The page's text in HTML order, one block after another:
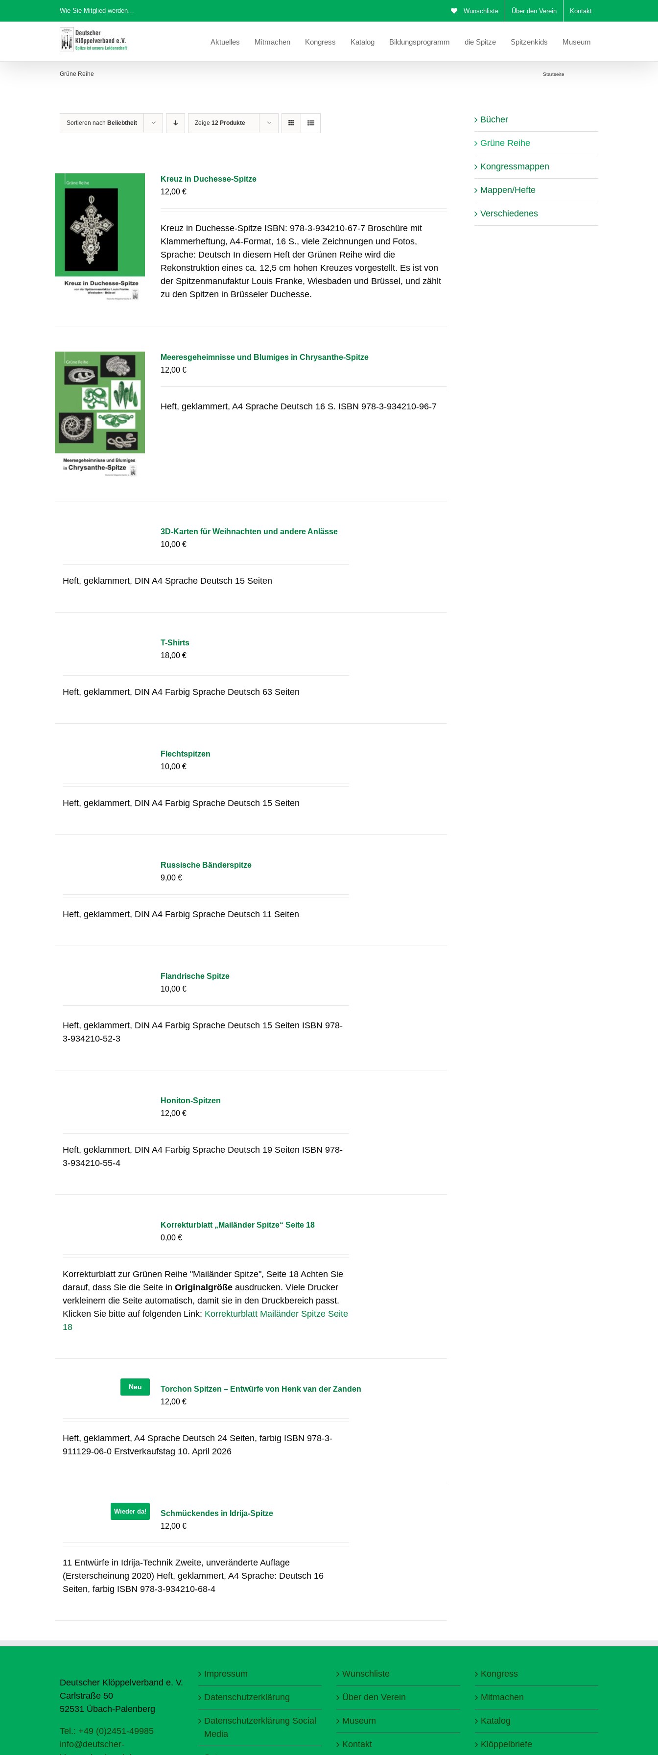
Inhalt
Wie Sie Mitglied werden… Wunschliste Über den Verein Kontakt
Aktuelles Mitmachen Kongress Katalog Bildungsprogramm die Spitze Spitzenkids Museum
Grüne Reihe Startseite
Sortieren nach Beliebtheit Zeige 12 Produkte
Kreuz in Duchesse-Spitze
12,00€
Kreuz in Duchesse-Spitze ISBN: 978-3-934210-67-7 Broschüre mit
Klammerheftung, A4-Format, 16 S., viele Zeichnungen und Fotos,
Sprache: Deutsch In diesem Heft der Grünen Reihe wird die
Rekonstruktion eines ca. 12,5 cm hohen Kreuzes vorgestellt. Es ist von
der Spitzenmanufaktur Louis Franke, Wiesbaden und Brüssel, und zählt
zu den Spitzen in Brüsseler Duchesse.
Meeresgeheimnisse und Blumiges in Chrysanthe-Spitze
12,00€
Heft, geklammert, A4 Sprache Deutsch 16 S. ISBN 978-3-934210-96-7
3D-Karten für Weihnachten und andere Anlässe
10,00€
Heft, geklammert, DIN A4 Sprache Deutsch 15 Seiten
T-Shirts
18,00€
Heft, geklammert, DIN A4 Farbig Sprache Deutsch 63 Seiten
Flechtspitzen
10,00€
Heft, geklammert, DIN A4 Farbig Sprache Deutsch 15 Seiten
Russische Bänderspitze
9,00€
Heft, geklammert, DIN A4 Farbig Sprache Deutsch 11 Seiten
Flandrische Spitze
10,00€
Heft, geklammert, DIN A4 Farbig Sprache Deutsch 15 Seiten ISBN 978-
3-934210-52-3
Honiton-Spitzen
12,00€
Heft, geklammert, DIN A4 Farbig Sprache Deutsch 19 Seiten ISBN 978-
3-934210-55-4
Korrekturblatt „Mailänder Spitze“ Seite 18
0,00€
Korrekturblatt zur Grünen Reihe "Mailänder Spitze", Seite 18 Achten Sie
darauf, dass Sie die Seite inOriginalgröße ausdrucken. Viele Drucker
verkleinern die Seite automatisch, damit sie in den Druckbereich passt.
Klicken Sie bitte auf folgenden Link: Korrekturblatt Mailänder Spitze Seite
18
Neu
Torchon Spitzen – Entwürfe von Henk van der Zanden
12,00€
Heft, geklammert, A4 Sprache Deutsch 24 Seiten, farbig ISBN 978-3-
911129-06-0 Erstverkaufstag 10. April 2026
Wieder da!
Schmückendes in Idrija-Spitze
12,00€
11 Entwürfe in Idrija-Technik Zweite, unveränderte Auflage
(Ersterscheinung 2020) Heft, geklammert, A4 Sprache: Deutsch 16
Seiten, farbig ISBN 978-3-934210-68-4
Bücher
Grüne Reihe
Kongressmappen
Mappen/Hefte
Verschiedenes
Deutscher Klöppelverband e. V.
Carlstraße 50
52531 Übach-Palenberg
Tel.: +49 (0)2451-49985
info@deutscher-
Impressum
Datenschutzerklärung
Datenschutzerklärung Social
Media
Wunschliste
Über den Verein
Museum
Kontakt
Kongress
Mitmachen
Katalog
Klöppelbriefe